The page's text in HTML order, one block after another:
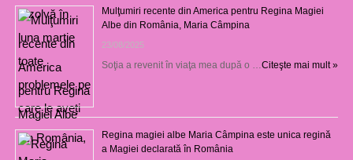
Mulţumiri recente din America pentru Regina Magiei
Albe din România, Maria Câmpina
23/08/2025
Soţia a revenit în viaţa mea după o …Citeşte mai mult »
Regina magiei albe Maria Câmpina este unica regină
a Magiei declarată în România